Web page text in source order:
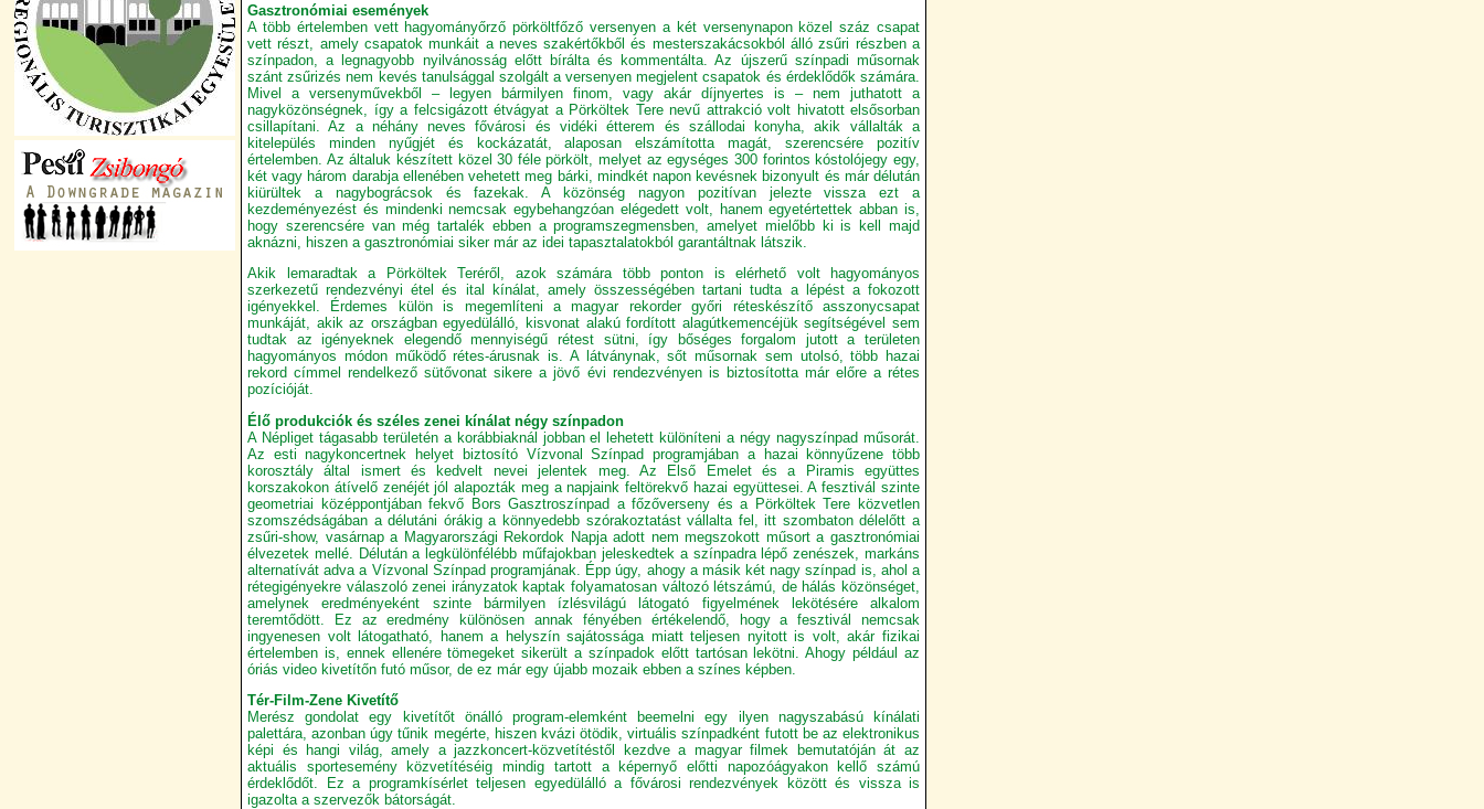
Gasztronómiai események
A több értelemben vett hagyományőrző pörköltfőző versenyen a két versenynapon közel száz csapat
vett részt, amely csapatok munkáit a neves szakértőkből és mesterszakácsokból álló zsűri részben a
színpadon, a legnagyobb nyilvánosság előtt bírálta és kommentálta. Az újszerű színpadi műsornak
szánt zsűrizés nem kevés tanulsággal szolgált a versenyen megjelent csapatok és érdeklődők számára.
Mivel a versenyművekből – legyen bármilyen finom, vagy akár díjnyertes is – nem juthatott a
nagyközönségnek, így a felcsigázott étvágyat a Pörköltek Tere nevű attrakció volt hivatott elsősorban
csillapítani. Az a néhány neves fővárosi és vidéki étterem és szállodai konyha, akik vállalták a
kitelepülés minden nyűgjét és kockázatát, alaposan elszámította magát, szerencsére pozitív
értelemben. Az általuk készített közel 30 féle pörkölt, melyet az egységes 300 forintos kóstolójegy egy,
két vagy három darabja ellenében vehetett meg bárki, mindkét napon kevésnek bizonyult és már délután
kiürültek a nagybográcsok és fazekak. A közönség nagyon pozitívan jelezte vissza ezt a
kezdeményezést és mindenki nemcsak egybehangzóan elégedett volt, hanem egyetértettek abban is,
hogy szerencsére van még tartalék ebben a programszegmensben, amelyet mielőbb ki is kell majd
aknázni, hiszen a gasztronómiai siker már az idei tapasztalatokból garantáltnak látszik.
Akik lemaradtak a Pörköltek Teréről, azok számára több ponton is elérhető volt hagyományos
szerkezetű rendezvényi étel és ital kínálat, amely összességében tartani tudta a lépést a fokozott
igényekkel. Érdemes külön is megemlíteni a magyar rekorder győri réteskészítő asszonycsapat
munkáját, akik az országban egyedülálló, kisvonat alakú fordított alagútkemencéjük segítségével sem
tudtak az igényeknek elegendő mennyiségű rétest sütni, így bőséges forgalom jutott a területen
hagyományos módon működő rétes-árusnak is. A látványnak, sőt műsornak sem utolsó, több hazai
rekord címmel rendelkező sütővonat sikere a jövő évi rendezvényen is biztosította már előre a rétes
pozícióját.
Élő produkciók és széles zenei kínálat négy színpadon
A Népliget tágasabb területén a korábbiaknál jobban el lehetett különíteni a négy nagyszínpad műsorát.
Az esti nagykoncertnek helyet biztosító Vízvonal Színpad programjában a hazai könnyűzene több
korosztály által ismert és kedvelt nevei jelentek meg. Az Első Emelet és a Piramis együttes
korszakokon átívelő zenéjét jól alapozták meg a napjaink feltörekvő hazai együttesei. A fesztivál szinte
geometriai középpontjában fekvő Bors Gasztroszínpad a főzőverseny és a Pörköltek Tere közvetlen
szomszédságában a délutáni órákig a könnyedebb szórakoztatást vállalta fel, itt szombaton délelőtt a
zsűri-show, vasárnap a Magyarországi Rekordok Napja adott nem megszokott műsort a gasztronómiai
élvezetek mellé. Délután a legkülönfélébb műfajokban jeleskedtek a színpadra lépő zenészek, markáns
alternatívát adva a Vízvonal Színpad programjának. Épp úgy, ahogy a másik két nagy színpad is, ahol a
rétegigényekre válaszoló zenei irányzatok kaptak folyamatosan változó létszámú, de hálás közönséget,
amelynek eredményeként szinte bármilyen ízlésvilágú látogató figyelmének lekötésére alkalom
teremtődött. Ez az eredmény különösen annak fényében értékelendő, hogy a fesztivál nemcsak
ingyenesen volt látogatható, hanem a helyszín sajátossága miatt teljesen nyitott is volt, akár fizikai
értelemben is, ennek ellenére tömegeket sikerült a színpadok előtt tartósan lekötni. Ahogy például az
óriás video kivetítőn futó műsor, de ez már egy újabb mozaik ebben a színes képben.
Tér-Film-Zene Kivetítő
Merész gondolat egy kivetítőt önálló program-elemként beemelni egy ilyen nagyszabású kínálati
palettára, azonban úgy tűnik megérte, hiszen kvázi ötödik, virtuális színpadként futott be az elektronikus
képi és hangi világ, amely a jazzkoncert-közvetítéstől kezdve a magyar filmek bemutatóján át az
aktuális sportesemény közvetítéséig mindig tartott a képernyő előtti napozóágyakon kellő számú
érdeklődőt. Ez a programkísérlet teljesen egyedülálló a fővárosi rendezvények között és vissza is
igazolta a szervezők bátorságát.